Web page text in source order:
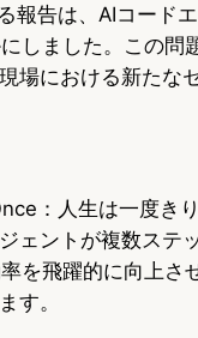
報告は、AIコード
しました。この問
場における新たな
：人生は一度き
ェントが複数ステ
を飛躍的に向上さ
す。